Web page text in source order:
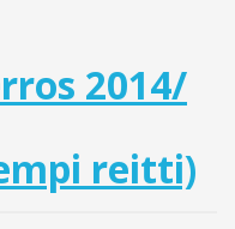
2014/
reitti)